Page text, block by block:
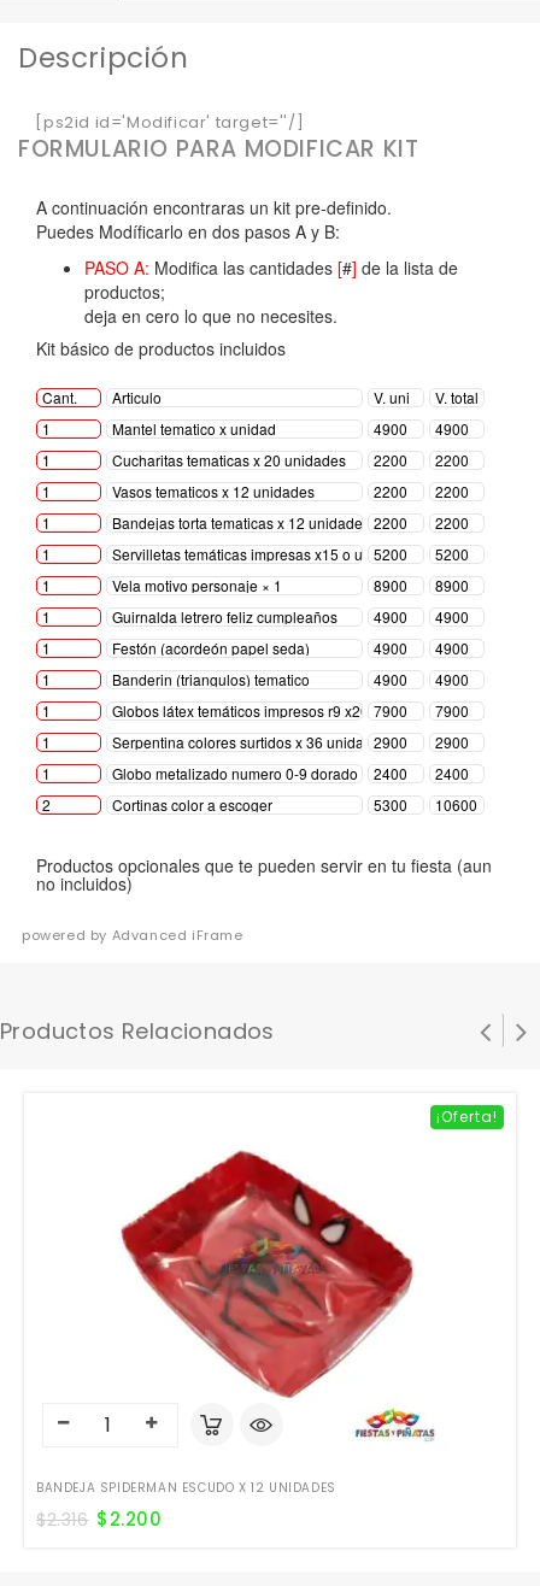
Descripción
[ps2id id='Modificar' target=''/]
FORMULARIO PARA MODIFICAR KIT
powered by Advanced iFrame
Productos Relacionados
¡Oferta!
BANDEJA SPIDERMAN ESCUDO X 12 UNIDADES
$2.316 $2.200